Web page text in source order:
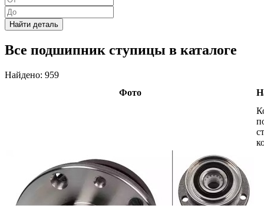
Найти деталь
Все подшипник ступицы в каталоге
Найдено: 959
Фото